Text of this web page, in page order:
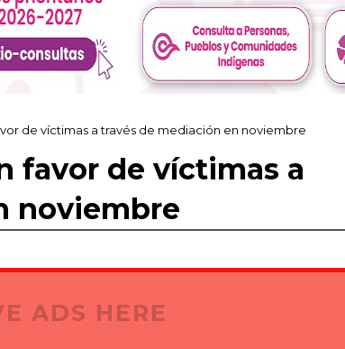
de víctimas a través de mediación en noviembre
favor de víctimas a
noviembre
ADS HERE